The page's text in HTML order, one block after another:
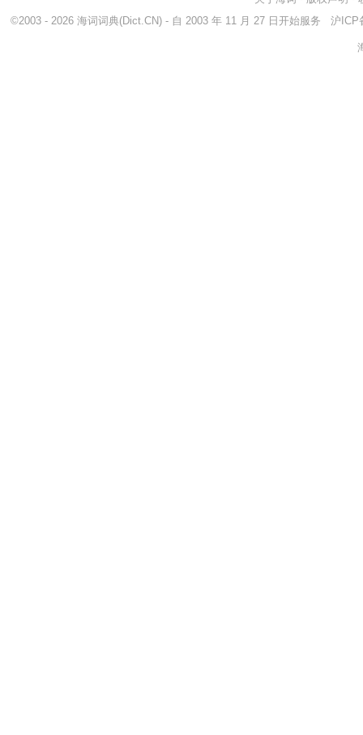
©2003 - 2026 海词词典(Dict.CN) - 自 2003 年 11 月 27 日开始服务 沪ICP